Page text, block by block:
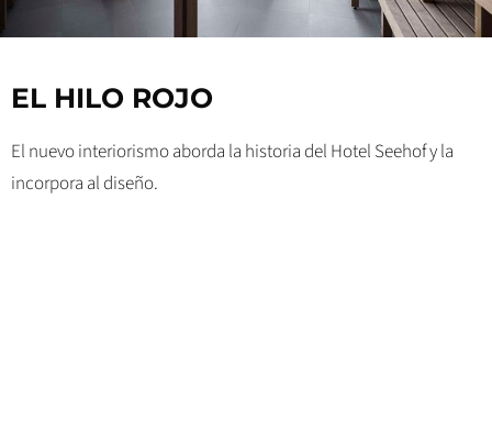
EL HILO ROJO
El nuevo interiorismo aborda la historia del Hotel Seehof y la
incorpora al diseño.